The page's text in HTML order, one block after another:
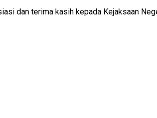
dan terima kasih kepada Kejaksaan